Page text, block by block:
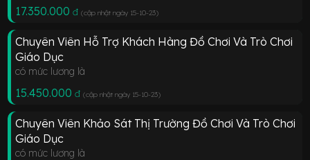
17.350.000 đ (cập nhật ngày 15-10-23)
Chuyên Viên Hỗ Trợ Khách Hàng Đồ Chơi Và Trò Chơi
Giáo Dục
có mức lương là
15.450.000 đ (cập nhật ngày 15-10-23)
Chuyên Viên Khảo Sát Thị Trường Đồ Chơi Và Trò Chơi
Giáo Dục
có mức lương là